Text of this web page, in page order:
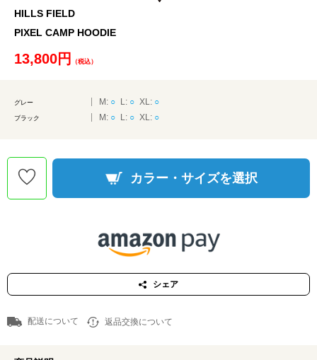
HILLS FIELD
PIXEL CAMP HOODIE
13,800円 （税込）
グレー M: ○ L: ○ XL: ○
ブラック M: ○ L: ○ XL: ○
カラー・サイズを選択
シェア
配送について 返品交換について